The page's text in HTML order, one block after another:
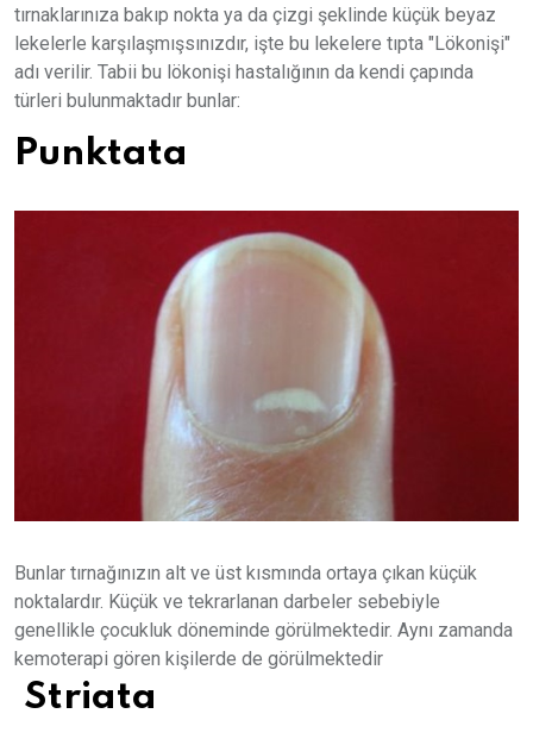
tırnaklarınıza bakıp nokta ya da çizgi şeklinde küçük beyaz
lekelerle karşılaşmışsınızdır, işte bu lekelere tıpta "Lökonişi"
adı verilir. Tabii bu lökonişi hastalığının da kendi çapında
türleri bulunmaktadır bunlar:
Punktata
Bunlar tırnağınızın alt ve üst kısmında ortaya çıkan küçük
noktalardır. Küçük ve tekrarlanan darbeler sebebiyle
genellikle çocukluk döneminde görülmektedir. Aynı zamanda
kemoterapi gören kişilerde de görülmektedir
Striata